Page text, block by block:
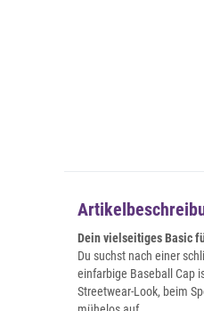
Dein vielseitiges Basic
Du suchst nach einer
einfarbige Baseball Cap
Streetwear-Look, beim